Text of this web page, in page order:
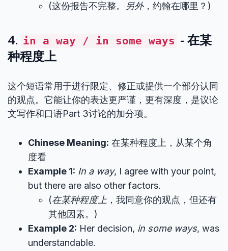
(这份报告不完整。
另外，约翰在哪里？)
4. in a way / in some ways - 在某
种程度上
这个短语常用于进行限定、修正或提供一个部分认同
的观点。它能让你的表达更严谨，更有深度，是议论
文写作和口语Part 3讨论的加分项。
Chinese Meaning: 在某种程度上，从某个角
度看
Example 1: In a way, I agree with your point,
but there are also other factors.
(在某种程度上 ，我同意你的观点，但还有
其他因素。)
Example 2: Her decision, in some ways, was
understandable.